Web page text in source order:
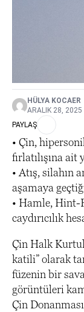
HÜLYA KOCAER
ARALIK 28, 2025
PAYLAŞ
• Çin,
fırlatılışına
• Atış, silahın
aşamaya
• Hamle, Hint-
caydırıcılık
Çin Halk
katili” olarak
füzenin bir
görüntüleri
Çin